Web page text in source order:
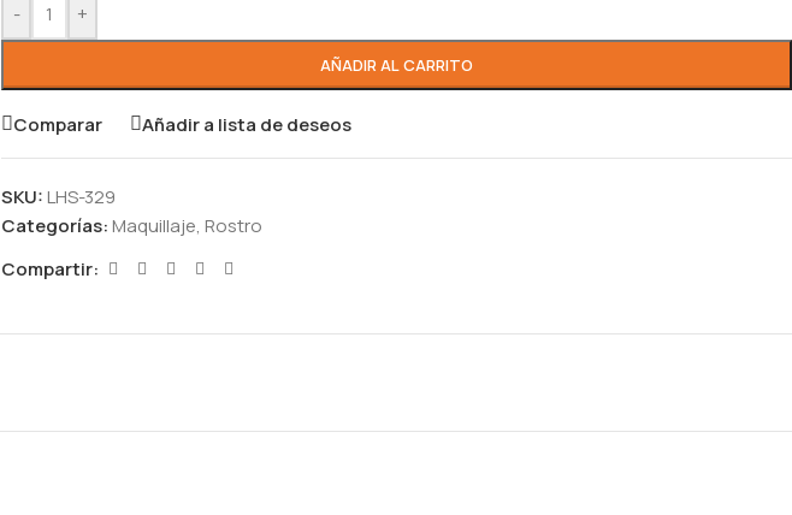
- +
AÑADIR AL CARRITO
Comparar Añadir a lista de deseos
SKU:LHS-329
Categorías:Maquillaje, Rostro
Compartir: